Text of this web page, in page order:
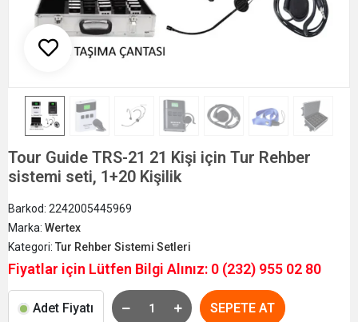
Tour Guide TRS-21 21 Kişi için Tur Rehber
sistemi seti, 1+20 Kişilik
Barkod: 2242005445969
Marka: Wertex
Kategori: Tur Rehber Sistemi Setleri
Fiyatlar için Lütfen Bilgi Alınız: 0 (232) 955 02 80
Adet Fiyatı SEPETE AT